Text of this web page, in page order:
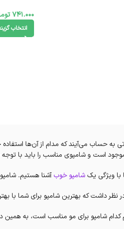
741.000
انتخاب
به حساب می‌آیند که مدام از آن‌ها
موجود است و شامپوی مناسب را باید با
ویژگی‌ یک شامپو خوب آشنا هستیم.
در نظر داشت که بهترین شامپو برای شما
کدام شامپو برای مو مناسب است، به